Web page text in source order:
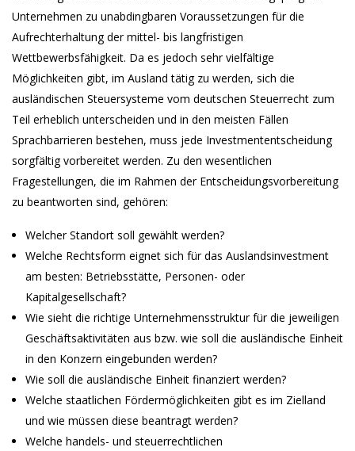
Unternehmen zu unabdingbaren Voraussetzungen für die
Aufrechterhaltung der mittel- bis langfristigen
Wettbewerbsfähigkeit. Da es jedoch sehr vielfältige
Möglichkeiten gibt, im Ausland tätig zu werden, sich die
ausländischen Steuersysteme vom deutschen Steuerrecht zum
Teil erheblich unterscheiden und in den meisten Fällen
Sprachbarrieren bestehen, muss jede Investmententscheidung
sorgfältig vorbereitet werden. Zu den wesentlichen
Fragestellungen, die im Rahmen der Entscheidungsvorbereitung
zu beantworten sind, gehören:
Welcher Standort soll gewählt werden?
Welche Rechtsform eignet sich für das Auslandsinvestment
am besten: Betriebsstätte, Personen- oder
Kapitalgesellschaft?
Wie sieht die richtige Unternehmensstruktur für die jeweiligen
Geschäftsaktivitäten aus bzw. wie soll die ausländische Einheit
in den Konzern eingebunden werden?
Wie soll die ausländische Einheit finanziert werden?
Welche staatlichen Fördermöglichkeiten gibt es im Zielland
und wie müssen diese beantragt werden?
Welche handels- und steuerrechtlichen